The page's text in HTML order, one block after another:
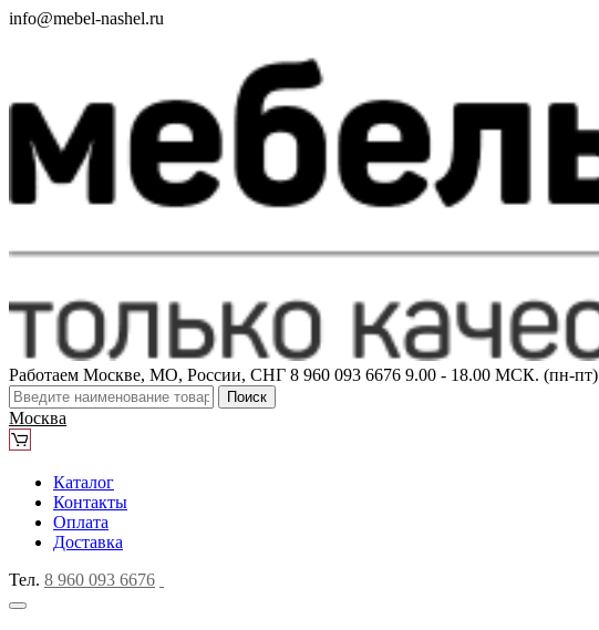
info@mebel-nashel.ru
Работаем Москве, МО, России, СНГ 8 960 093 6676 9.00 - 18.00 МСК. (пн-пт)
Поиск
Москва
Каталог
Контакты
Оплата
Доставка
Тел. 8 960 093 6676